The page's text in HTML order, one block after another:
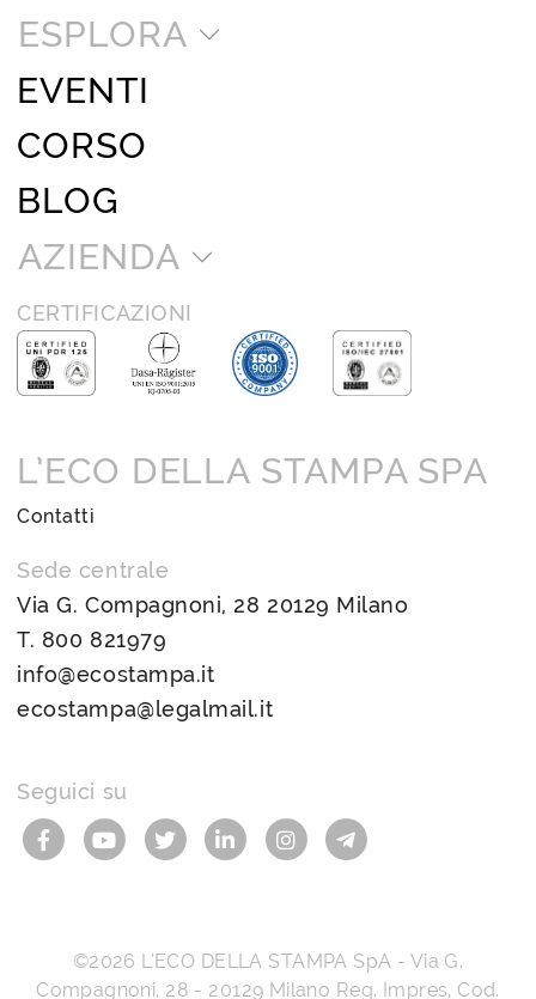
ESPLORA
EVENTI
CORSO
BLOG
AZIENDA
CERTIFICAZIONI
L’ECO DELLA STAMPA SPA
Contatti
Sede centrale
Via G. Compagnoni, 28 20129 Milano
T. 800 821979
info@ecostampa.it
ecostampa@legalmail.it
Seguici su
©2026 L’ECO DELLA STAMPA SpA - Via G.
Compagnoni, 28 - 20129 Milano Reg. Impres, Cod.